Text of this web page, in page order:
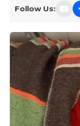
Follow Us: